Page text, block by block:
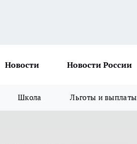
Новости Новости России
Школа Льготы и выплаты